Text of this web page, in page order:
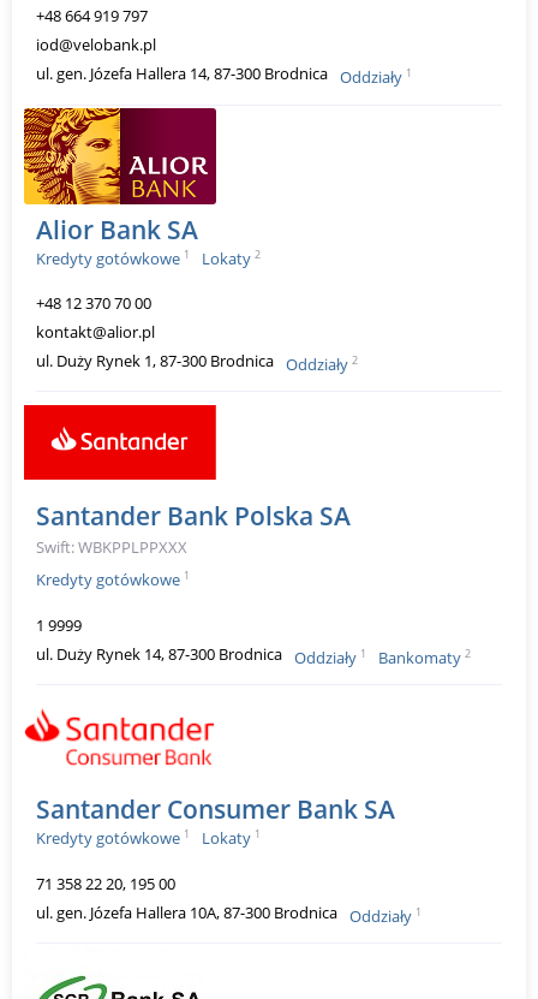
+48 664 919 797
iod@velobank.pl
ul. gen. Józefa Hallera 14, 87-300 Brodnica Oddziały 1
Alior Bank SA
Kredyty gotówkowe 1 Lokaty 2
+48 12 370 70 00
kontakt@alior.pl
ul. Duży Rynek 1, 87-300 Brodnica Oddziały 2
Santander Bank Polska SA
Swift: WBKPPLPPXXX
Kredyty gotówkowe 1
1 9999
ul. Duży Rynek 14, 87-300 Brodnica Oddziały 1 Bankomaty 2
Santander Consumer Bank SA
Kredyty gotówkowe 1 Lokaty 1
71 358 22 20, 195 00
ul. gen. Józefa Hallera 10A, 87-300 Brodnica Oddziały 1